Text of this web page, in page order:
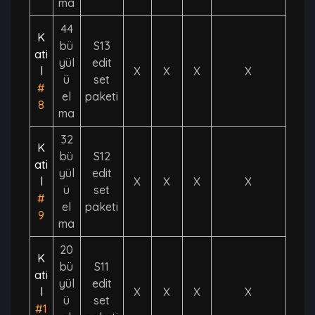
K
ati
l
#
8
44
bü
yül
ü
el
ma
S13
edit
set
paketi
X X X X
K
ati
l
#
9
32
bü
yül
ü
el
ma
S12
edit
set
paketi
X X X X
K
ati
l
#1
20
bü
yül
ü
S11
edit
set
X X X X